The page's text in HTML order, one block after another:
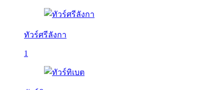
ทัวร์ศรีลังกา
1